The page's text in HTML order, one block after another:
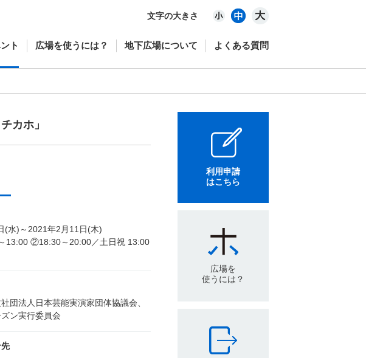
文字の大きさ
ト 広場を使うには？ 地下広場について よくある質問
カホ」
(水)～2021年2月11日(木)
13:00 ②18:30～20:00／土日祝 13:00
団法人日本芸能実演家団体協議会、
ン実行委員会
利用申請
はこちら
広場を
使うには？